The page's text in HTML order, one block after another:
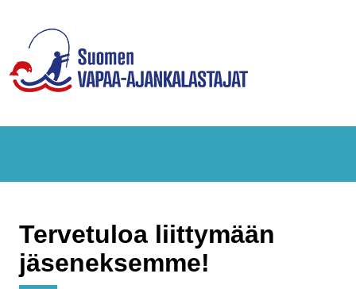
Tervetuloa liittymään
jäseneksemme!